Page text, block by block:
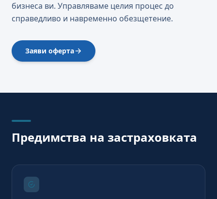
бизнеса ви. Управляваме целия процес до
справедливо и навременно обезщетение.
Заяви оферта
Предимства на застраховката